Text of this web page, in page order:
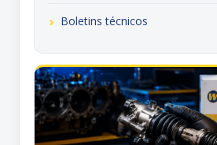
Boletins técnicos